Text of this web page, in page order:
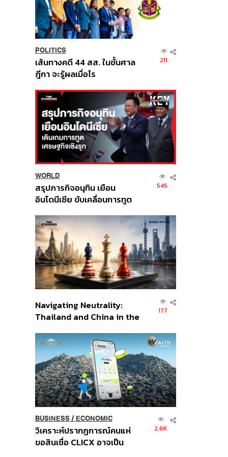
POLITICS
เส้นทางคดี 44 สส. ในชั้นศาล
ฎีกา จะรู้ผลเมื่อไร
211
WORLD
สรุปภารกิจอนุทิน เยือน
อินโดนีเซีย ขับเคลื่อนการทูต
ส่วนยุทธศาสตร์ไทย –
อินโดนีเซีย
545
Navigating Neutrality:
Thailand and China in the
Order
177
BUSINESS/ ECONOMIC
วิเคราะห์ปรากฏการณ์คนแห่
ขอสินเชื่อ CLICX อาจเป็น
2.6K